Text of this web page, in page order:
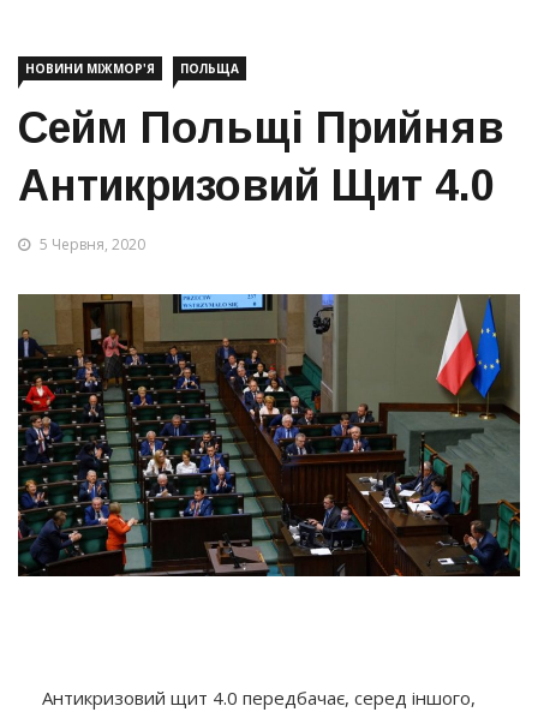
НОВИНИ МІЖМОР'Я ПОЛЬЩА
Сейм Польщі Прийняв
Антикризовий Щит 4.0
5 Червня, 2020
Антикризовий щит 4.0 передбачає, серед іншого,